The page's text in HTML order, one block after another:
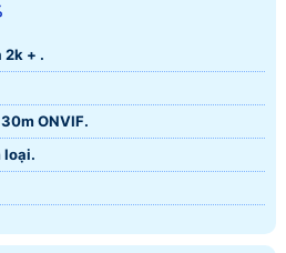
2k + .
ONVIF.
loại.